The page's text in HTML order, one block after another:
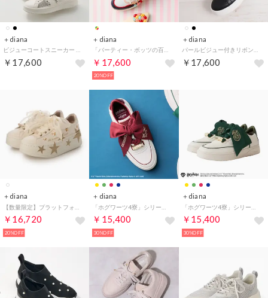
＋diana
￥17,600
＋diana
￥17,600
20%OFF
＋diana
￥17,600
＋diana
￥16,720
20%OFF
＋diana
￥15,400
30%OFF
＋diana
￥15,400
30%OFF